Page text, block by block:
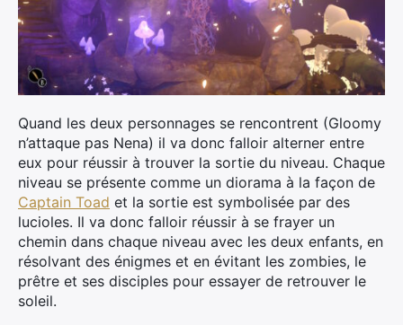
Quand les deux personnages se rencontrent (Gloomy
n’attaque pas Nena) il va donc falloir alterner entre
eux pour réussir à trouver la sortie du niveau. Chaque
niveau se présente comme un diorama à la façon de
Captain Toad et la sortie est symbolisée par des
lucioles. Il va donc falloir réussir à se frayer un
chemin dans chaque niveau avec les deux enfants, en
résolvant des énigmes et en évitant les zombies, le
prêtre et ses disciples pour essayer de retrouver le
soleil.